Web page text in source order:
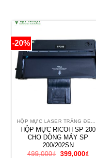
-20%
HỘP MỰC RICOH SP 200
CHO DÒNG MÁY SP
200/202SN
499,000₫ Giá
399,000₫Giá